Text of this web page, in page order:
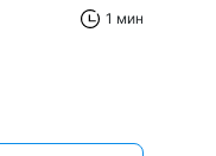
1 мин